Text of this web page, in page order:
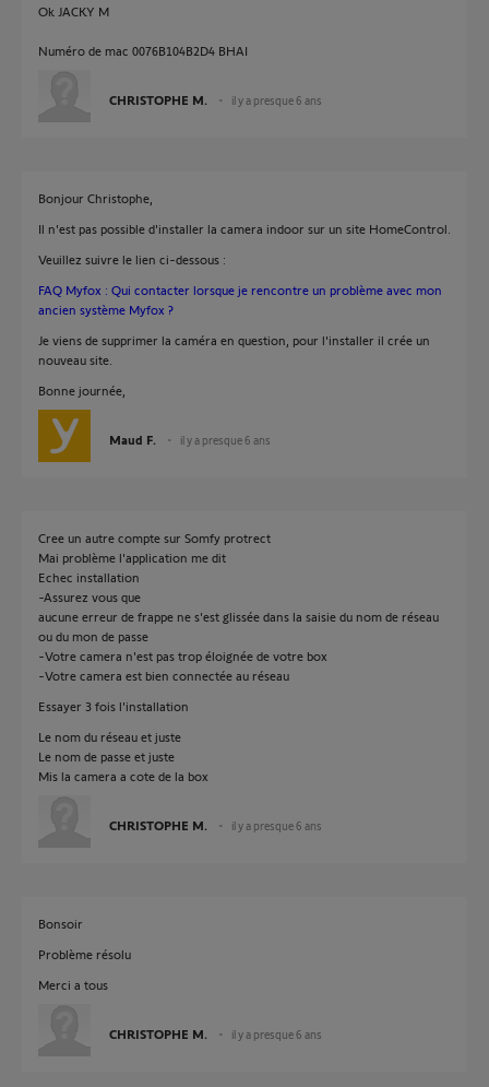
Ok JACKY M
Numéro de mac 0076B104B2D4 BHAI
CHRISTOPHE M. il y a presque 6 ans
Bonjour Christophe,
Il n'est pas possible d'installer la camera indoor sur un site HomeControl.
Veuillez suivre le lien ci-dessous :
FAQ Myfox : Qui contacter lorsque je rencontre un problème avec mon
ancien système Myfox ?
Je viens de supprimer la caméra en question, pour l'installer il crée un
nouveau site.
Bonne journée,
Maud F. il y a presque 6 ans
Cree un autre compte sur Somfy protrect
Mai problème l'application me dit
Echec installation
-Assurez vous que
aucune erreur de frappe ne s'est glissée dans la saisie du nom de réseau
ou du mon de passe
-Votre camera n'est pas trop éloignée de votre box
-Votre camera est bien connectée au réseau
Essayer 3 fois l'installation
Le nom du réseau et juste
Le nom de passe et juste
Mis la camera a cote de la box
CHRISTOPHE M. il y a presque 6 ans
Bonsoir
Problème résolu
Merci a tous
CHRISTOPHE M. il y a presque 6 ans